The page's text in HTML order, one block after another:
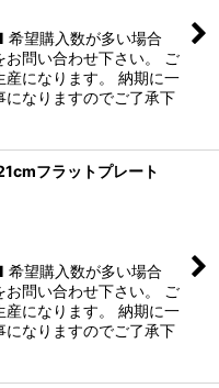
望購入数が多い場合
お問い合わせ下さい。 ご
になります。 納期に一
になりますのでご了承下
フラットプレート
望購入数が多い場合
お問い合わせ下さい。 ご
になります。 納期に一
になりますのでご了承下